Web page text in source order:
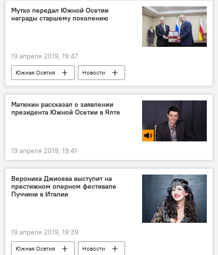
Мутко передал Южной Осетии
награды старшему поколению
19 апреля 2019, 19:47
Южная Осетия Новости
Матюхин рассказал о заявлении
президента Южной Осетии в Ялте
19 апреля 2019, 19:41
Вероника Джиоева выступит на
престижном оперном фестивале
Пуччини в Италии
19 апреля 2019, 19:39
Южная Осетия Новости